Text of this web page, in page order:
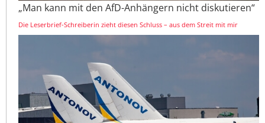
„Man kann mit den AfD-Anhängern nicht diskutieren“
Die Leserbrief-Schreiberin zieht diesen Schluss – aus dem Streit mit mir